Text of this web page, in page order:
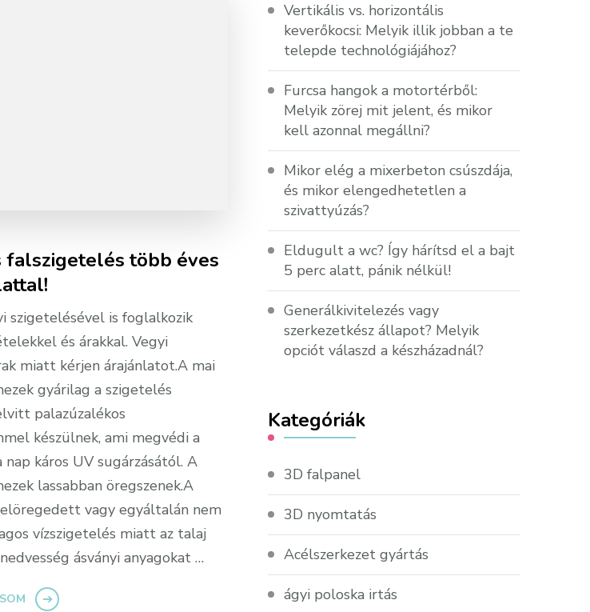
falszigetelés több éves
szigetelésével is foglalkozik
és árakkal. Vegyi
miatt kérjen árajánlatot.A mai
gyárilag a szigetelés
palazúzalékos
készülnek, ami megvédi a
káros UV sugárzásától. A
lassabban öregszenek.A
vagy egyáltalán nem
vízszigetelés miatt az talaj
ásványi anyagokat …
Vertikális vs. horizontális
keverőkocsi: Melyik illik jobban a te
telepde technológiájához?
Furcsa hangok a motortérből:
Melyik zörej mit jelent, és mikor
kell azonnal megállni?
Mikor elég a mixerbeton csúszdája,
és mikor elengedhetetlen a
szivattyúzás?
Eldugult a wc? Így hárítsd el a bajt
5 perc alatt, pánik nélkül!
Generálkivitelezés vagy
szerkezetkész állapot? Melyik
opciót válaszd a készházadnál?
Kategóriák
3D falpanel
3D nyomtatás
Acélszerkezet gyártás
ágyi poloska irtás